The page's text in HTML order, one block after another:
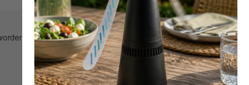
in de oude versie de HV16 met de standaard 8W lampen.